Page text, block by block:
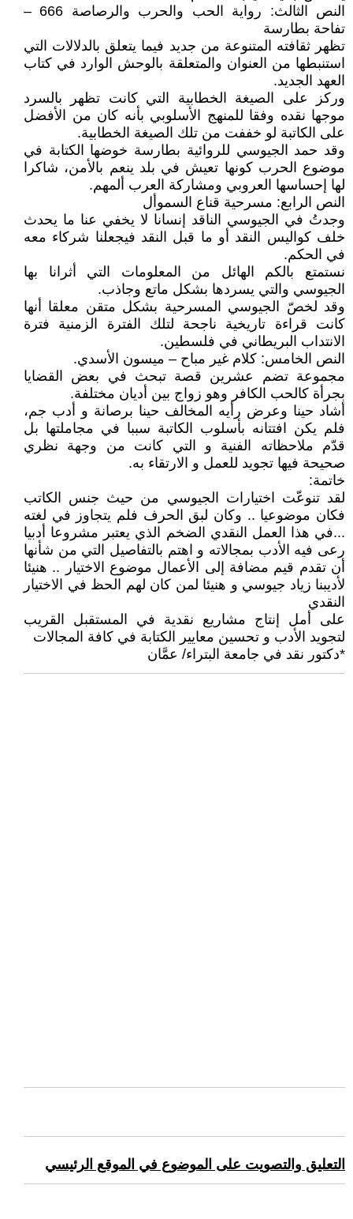
النص الثالث: رواية الحب والحرب والرصاصة 666 –
تفاحة بطارسة
تظهر ثقافته المتنوعة من جديد فيما يتعلق بالدلالات التي
استنبطها من العنوان والمتعلقة بالوحش الوارد في كتاب
العهد الجديد.
وركز على الصيغة الخطابية التي كانت تظهر بالسرد
موجها نقده وفقا للمنهج الأسلوبي بأنه كان من الأفضل
على الكاتبة لو خففت من تلك الصيغة الخطابية.
وقد حمد الجيوسي للروائية بطارسة خوضها الكتابة في
موضوع الحرب كونها تعيش في بلد ينعم بالأمن، شاكرا
لها إحساسها العروبي ومشاركة العرب ألمهم.
النص الرابع: مسرحية قناع السموأل
وجدتُ في الجيوسي الناقد إنسانا لا يخفي عنا ما يحدث
خلف كواليس النقد أو ما قبل النقد فيجعلنا شركاء معه
في الحكم.
نستمتع بالكم الهائل من المعلومات التي أثرانا بها
الجيوسي والتي يسردها بشكل ماتع وجاذب.
وقد لخصّ الجيوسي المسرحية بشكل متقن معلقا أنها
كانت قراءة تاريخية ناجحة لتلك الفترة الزمنية فترة
الانتداب البريطاني في فلسطين.
النص الخامس: كلام غير مباح – ميسون الأسدي.
مجموعة تضم عشرين قصة تبحث في بعض القضايا
بجرأة كالحب الكافر وهو زواج بين أديان مختلفة.
أشاد حينا وعرض رأيه المخالف حينا برصانة و أدب جم،
فلم يكن افتتانه بأسلوب الكاتبة سببا في مجاملتها بل
قدّم ملاحظاته الفنية و التي كانت من وجهة نظري
صحيحة فيها تجويد للعمل و الارتقاء به.
خاتمة:
لقد تنوعّت اختيارات الجيوسي من حيث جنس الكاتب
فكان موضوعيا .. وكان لبق الحرف فلم يتجاوز في لغته
...في هذا العمل النقدي الضخم الذي يعتبر مشروعا أدبيا
رعى فيه الأدب بمجالاته و اهتم بالتفاصيل التي من شأنها
أن تقدم قيم مضافة إلى الأعمال موضوع الاختيار .. هنيئا
لأديبنا زياد جيوسي و هنيئا لمن كان لهم الحظ في الاختيار
النقدي
على أمل إنتاج مشاريع نقدية في المستقبل القريب
لتجويد الأدب و تحسين معايير الكتابة في كافة المجالات
*دكتور نقد في جامعة البتراء/ عمَّان
التعليق والتصويت على الموضوع في الموقع الرئيسي